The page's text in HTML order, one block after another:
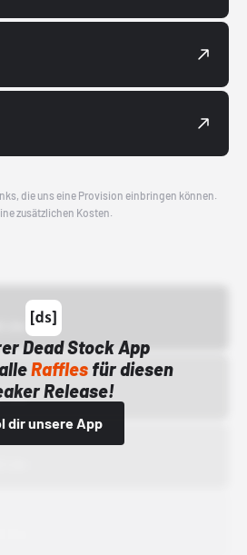
die uns eine Provision einbringen können.
zusätzlichen Kosten.
Dead Stock App
Rafflesfür diesen
Release!
dir unsere App
Uhr